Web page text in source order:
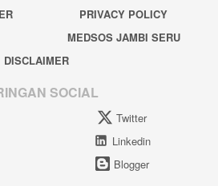
PRIVACY POLICY
MEDSOS JAMBI SERU
DISCLAIMER
SOCIAL
Twitter
Linkedin
Blogger